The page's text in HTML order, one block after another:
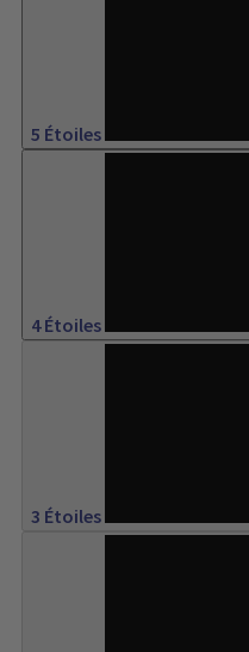
5 Étoiles
4 Étoiles
3 Étoiles